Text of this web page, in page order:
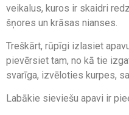
veikalus, kuros ir skaidri
šņores un krāsas nianses.
Treškārt, rūpīgi izlasiet
pievērsiet tam, no kā tie
svarīga, izvēloties kurpes,
Labākie sieviešu apavi ir